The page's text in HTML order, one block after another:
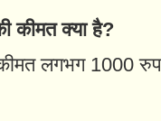
कीमत क्या है?
लगभग 1000